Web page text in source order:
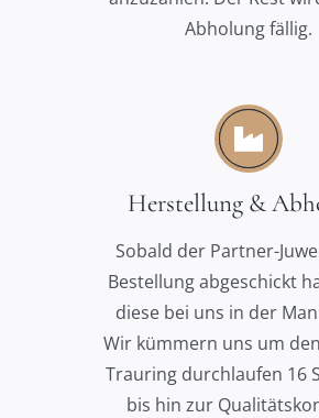
Abholung fällig.
Herstellung &
Sobald der Partner-
Bestellung abgeschickt
diese bei uns in der
Wir kümmern uns um
Trauring durchlaufen 16
bis hin zur